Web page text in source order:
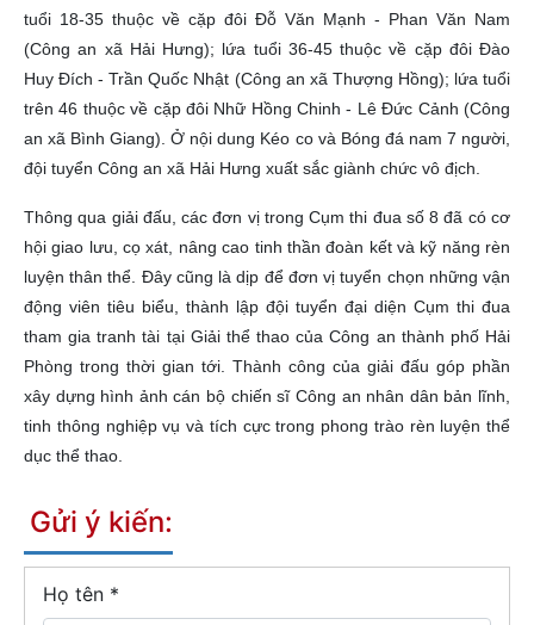
tuổi 18-35 thuộc về cặp đôi Đỗ Văn Mạnh - Phan Văn Nam
(Công an xã Hải Hưng); lứa tuổi 36-45 thuộc về cặp đôi Đào
Huy Đích - Trần Quốc Nhật (Công an xã Thượng Hồng); lứa tuổi
trên 46 thuộc về cặp đôi Nhữ Hồng Chinh - Lê Đức Cảnh (Công
an xã Bình Giang). Ở nội dung Kéo co và Bóng đá nam 7 người,
đội tuyển Công an xã Hải Hưng xuất sắc giành chức vô địch.
Thông qua giải đấu, các đơn vị trong Cụm thi đua số 8 đã có cơ
hội giao lưu, cọ xát, nâng cao tinh thần đoàn kết và kỹ năng rèn
luyện thân thể. Đây cũng là dịp để đơn vị tuyển chọn những vận
động viên tiêu biểu, thành lập đội tuyển đại diện Cụm thi đua
tham gia tranh tài tại Giải thể thao của Công an thành phố Hải
Phòng trong thời gian tới. Thành công của giải đấu góp phần
xây dựng hình ảnh cán bộ chiến sĩ Công an nhân dân bản lĩnh,
tinh thông nghiệp vụ và tích cực trong phong trào rèn luyện thể
dục thể thao.
Gửi ý kiến:
Họ tên *